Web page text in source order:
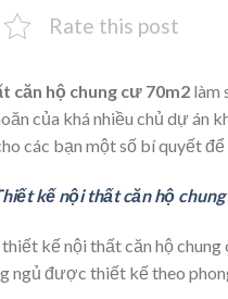
Rate this post
căn hộ chung cư 70m2 làm
của khá nhiều chủ dự án
các bạn một số bí quyết để
kế nội thất căn hộ
kế nội thất căn hộ chung
ngủ được thiết kế theo